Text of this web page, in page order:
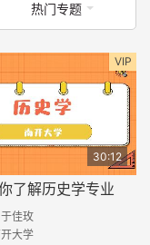
热门专题
VIP
30:12
了解历史学专业
佳玫
大学